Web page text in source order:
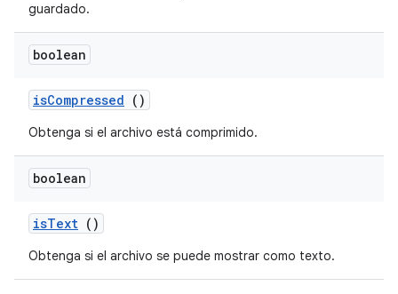
guardado.
boolean
isCompressed ()
Obtenga si el archivo está comprimido.
boolean
isText ()
Obtenga si el archivo se puede mostrar como texto.